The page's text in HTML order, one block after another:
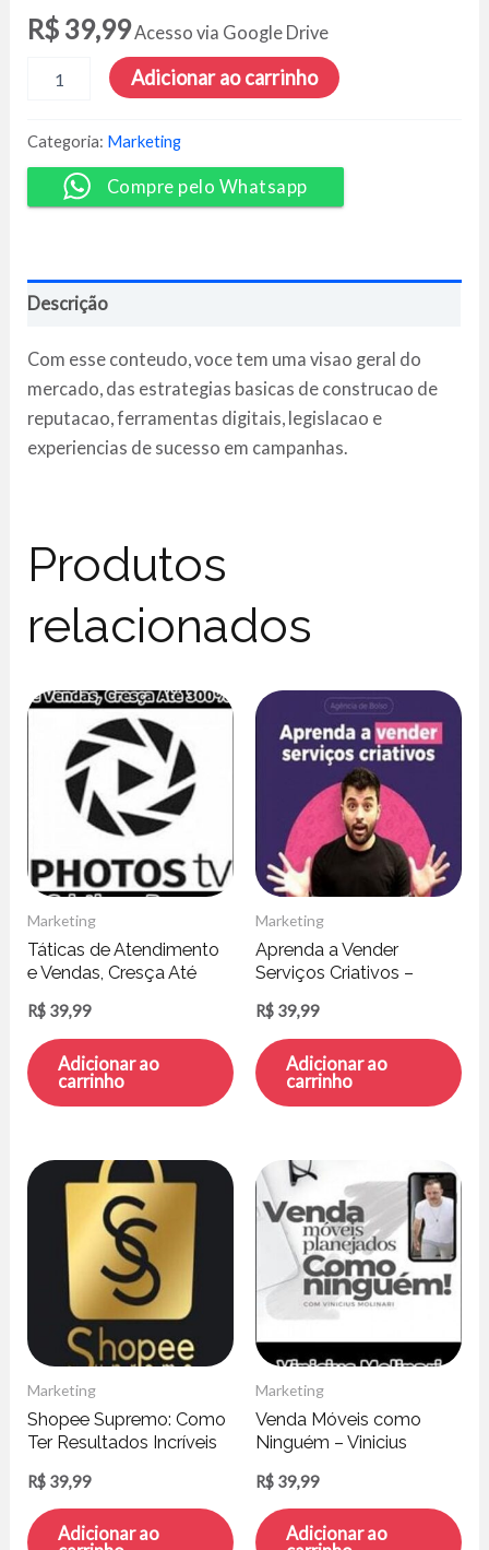
R$ 39,99Acesso via Google Drive
Marketing
2021
-
Marcelo
Vitorino
Adicionar ao carrinho
Categoria: Marketing
Compre pelo Whatsapp
Descrição
Com esse conteudo, voce tem uma visao geral do
mercado, das estrategias basicas de construcao de
reputacao, ferramentas digitais, legislacao e
experiencias de sucesso em campanhas.
Produtos
relacionados
Marketing
Táticas de Atendimento
e Vendas, Cresça Até
R$ 39,99
Adicionar ao
carrinho
Marketing
Aprenda a Vender
Serviços Criativos –
R$ 39,99
Adicionar ao
carrinho
Marketing
Shopee Supremo: Como
Ter Resultados Incríveis
Elideverson Aparecido
R$ 39,99
Adicionar ao
Marketing
Venda Móveis como
Ninguém – Vinicius
R$ 39,99
Adicionar ao